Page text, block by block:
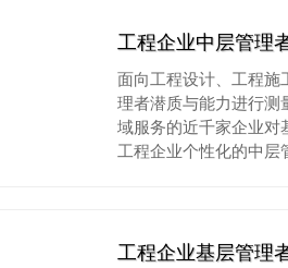
工程企业中层管理
面向工程设计、工程施
理者潜质与能力进行
域服务的近千家企业对
工程企业个性化的中层
工程企业基层管理